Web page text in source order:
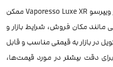
لوکس ایکس آر ویپرسو Vaporesso Luxe XR ممکن
مکان فروش، شرایط بازار و
در بازار به قیمتی مناسب و قابل
دقت بیشتر در مورد قیمت‌ها،